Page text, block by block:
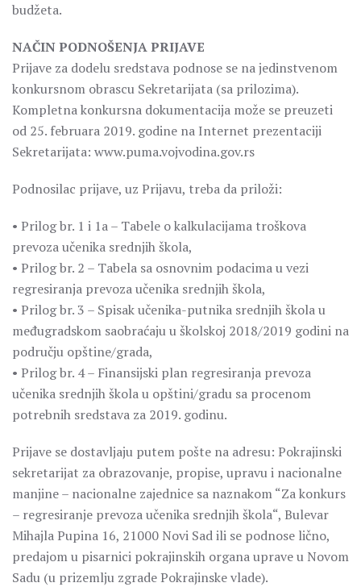
budžeta.
NAČIN PODNOŠENJA PRIJAVE
Prijave za dodelu sredstava podnose se na jedinstvenom
konkursnom obrascu Sekretarijata (sa prilozima).
Kompletna konkursna dokumentacija može se preuzeti
od 25. februara 2019. godine na Internet prezentaciji
Sekretarijata: www.puma.vojvodina.gov.rs
Podnosilac prijave, uz Prijavu, treba da priloži:
• Prilog br. 1 i 1a – Tabele o kalkulacijama troškova
prevoza učenika srednjih škola,
• Prilog br. 2 – Tabela sa osnovnim podacima u vezi
regresiranja prevoza učenika srednjih škola,
• Prilog br. 3 – Spisak učenika-putnika srednjih škola u
međugradskom saobraćaju u školskoj 2018/2019 godini na
području opštine/grada,
• Prilog br. 4 – Finansijski plan regresiranja prevoza
učenika srednjih škola u opštini/gradu sa procenom
potrebnih sredstava za 2019. godinu.
Prijave se dostavljaju putem pošte na adresu: Pokrajinski
sekretarijat za obrazovanje, propise, upravu i nacionalne
manjine – nacionalne zajednice sa naznakom “Za konkurs
– regresiranje prevoza učenika srednjih škola“, Bulevar
Mihajla Pupina 16, 21000 Novi Sad ili se podnose lično,
predajom u pisarnici pokrajinskih organa uprave u Novom
Sadu (u prizemlju zgrade Pokrajinske vlade).